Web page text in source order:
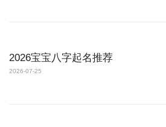
2026宝宝八字起名推荐
2026-07-25